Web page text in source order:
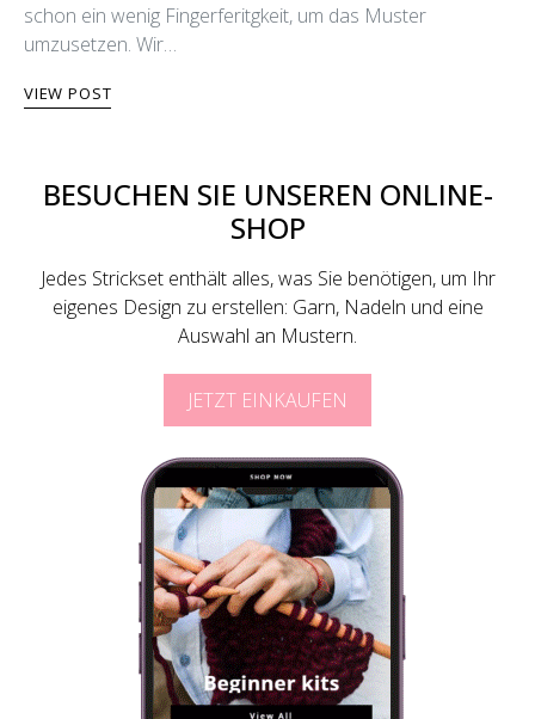
schon ein wenig Fingerferitgkeit, um das Muster
umzusetzen. Wir…
VIEW POST
BESUCHEN SIE UNSEREN ONLINE-
SHOP
Jedes Strickset enthält alles, was Sie benötigen, um Ihr
eigenes Design zu erstellen: Garn, Nadeln und eine
Auswahl an Mustern.
JETZT EINKAUFEN